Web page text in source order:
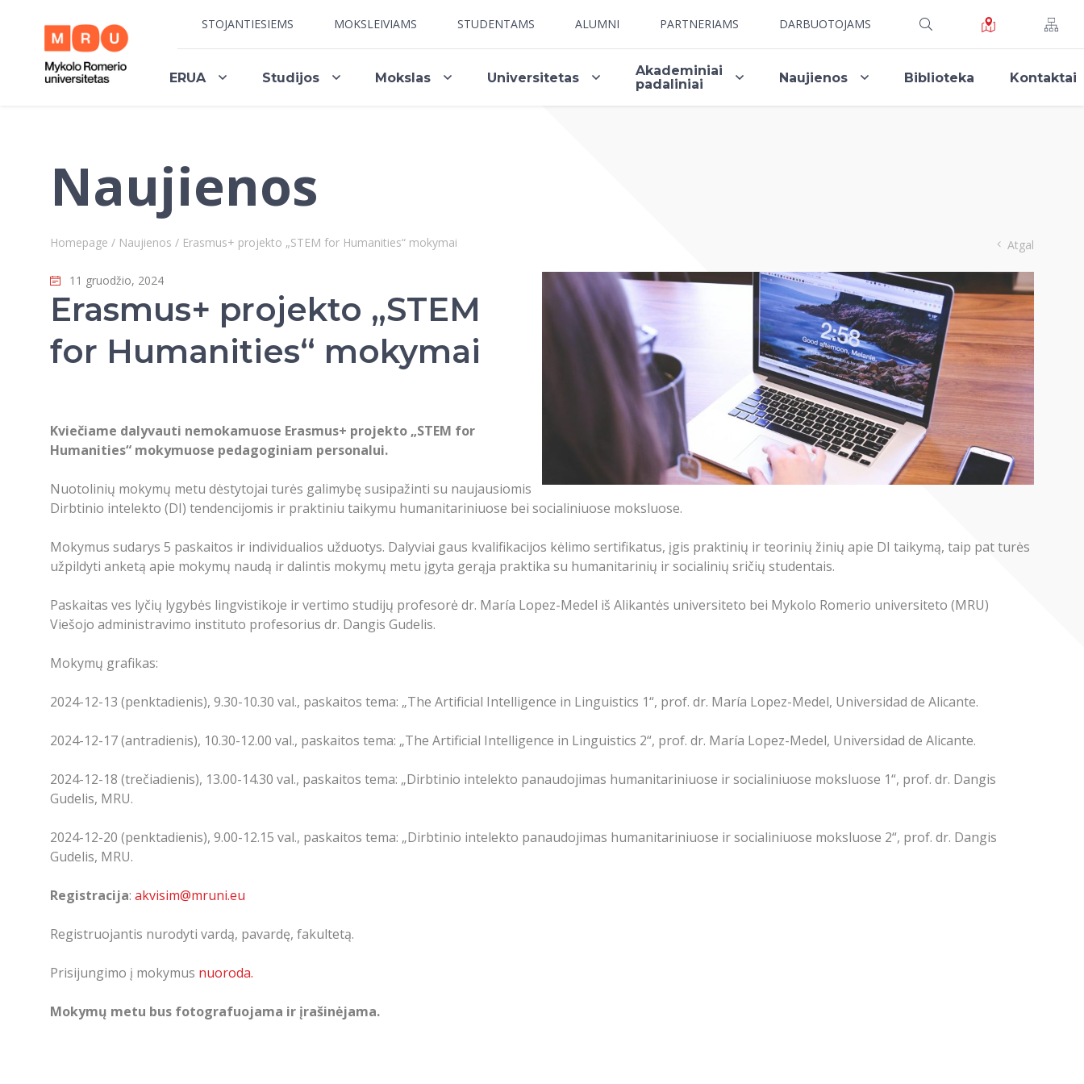
STOJANTIESIEMS MOKSLEIVIAMS STUDENTAMS ALUMNI PARTNERIAMS DARBUOTOJAMS
ERUA Studijos Mokslas Universitetas
Akademiniai
padaliniai
Naujienos Biblioteka Kontaktai
Naujienos
Homepage / Naujienos / Erasmus+ projekto „STEM for Humanities“ mokymai Atgal
11 gruodžio, 2024
Erasmus+ projekto „STEM
for Humanities“ mokymai
Kviečiame dalyvauti nemokamuose Erasmus+ projekto „STEM for
Humanities“ mokymuose pedagoginiam personalui.
Nuotolinių mokymų metu dėstytojai turės galimybę susipažinti su naujausiomis
Dirbtinio intelekto (DI) tendencijomis ir praktiniu taikymu humanitariniuose bei socialiniuose moksluose.
Mokymus sudarys 5 paskaitos ir individualios užduotys. Dalyviai gaus kvalifikacijos kėlimo sertifikatus, įgis praktinių ir teorinių žinių apie DI taikymą, taip pat turės
užpildyti anketą apie mokymų naudą ir dalintis mokymų metu įgyta gerąja praktika su humanitarinių ir socialinių sričių studentais.
Paskaitas ves lyčių lygybės lingvistikoje ir vertimo studijų profesorė dr. María Lopez-Medel iš Alikantės universiteto bei Mykolo Romerio universiteto (MRU)
Viešojo administravimo instituto profesorius dr. Dangis Gudelis.
Mokymų grafikas:
2024-12-13 (penktadienis), 9.30-10.30 val., paskaitos tema: „The Artificial Intelligence in Linguistics 1“, prof. dr. María Lopez-Medel, Universidad de Alicante.
2024-12-17 (antradienis), 10.30-12.00 val., paskaitos tema: „The Artificial Intelligence in Linguistics 2“, prof. dr. María Lopez-Medel, Universidad de Alicante.
2024-12-18 (trečiadienis), 13.00-14.30 val., paskaitos tema: „Dirbtinio intelekto panaudojimas humanitariniuose ir socialiniuose moksluose 1“, prof. dr. Dangis
Gudelis, MRU.
2024-12-20 (penktadienis), 9.00-12.15 val., paskaitos tema: „Dirbtinio intelekto panaudojimas humanitariniuose ir socialiniuose moksluose 2“, prof. dr. Dangis
Gudelis, MRU.
Registracija: akvisim@mruni.eu
Registruojantis nurodyti vardą, pavardę, fakultetą.
Prisijungimo į mokymus nuoroda.
Mokymų metu bus fotografuojama ir įrašinėjama.